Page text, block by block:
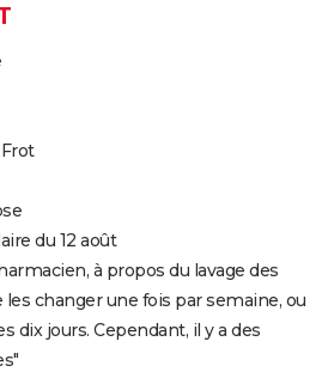
du 12 août
à propos du lavage des
les changer une fois par semaine, ou
dix jours. Cependant, il y a des